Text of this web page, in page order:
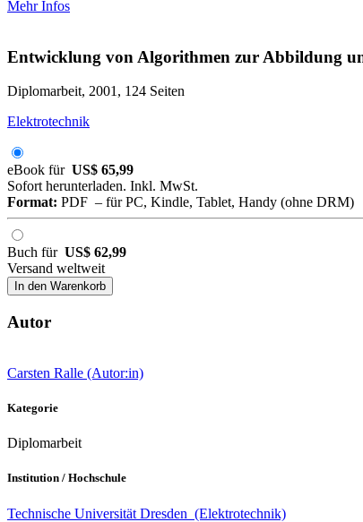
Mehr Infos
Entwicklung von Algorithmen zur Abbildung
Diplomarbeit, 2001, 124 Seiten
Elektrotechnik
eBook für US$ 65,99
Sofort herunterladen. Inkl. MwSt.
Format: PDF – für PC, Kindle, Tablet, Handy (ohne DRM)
Buch für US$ 62,99
Versand weltweit
In den Warenkorb
Autor
Carsten Ralle (Autor:in)
Kategorie
Diplomarbeit
Institution / Hochschule
Technische Universität Dresden (Elektrotechnik)